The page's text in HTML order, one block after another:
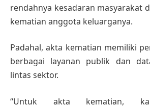
rendahnya kesadaran masyarakat
kematian anggota keluarganya.
Padahal, akta kematian memiliki
berbagai layanan publik dan
lintas sektor.
“Untuk akta kematian,